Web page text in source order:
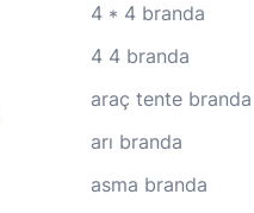
4 * 4 branda
4 4 branda
araç tente branda
arı branda
asma branda